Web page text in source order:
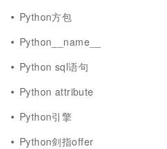
Python方包
Python__name__
Python sql语句
Python attribute
Python引擎
Python剑指offer